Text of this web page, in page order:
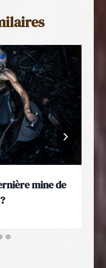
mine de